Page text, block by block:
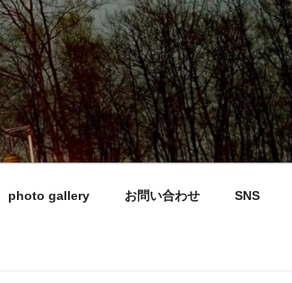
photo gallery お問い合わせ SNS